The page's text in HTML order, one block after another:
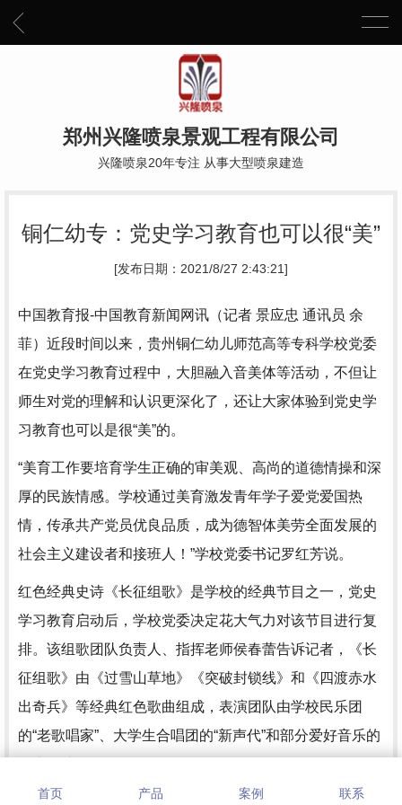
郑州兴隆喷泉景观工程有限公司
兴隆喷泉20年专注 从事大型喷泉建造
铜仁幼专：党史学习教育也可以很“美”
[发布日期：2021/8/27 2:43:21]
中国教育报-中国教育新闻网讯（记者 景应忠 通讯员 余
菲）近段时间以来，贵州铜仁幼儿师范高等专科学校党委
在党史学习教育过程中，大胆融入音美体等活动，不但让
师生对党的理解和认识更深化了，还让大家体验到党史学
习教育也可以是很“美”的。
“美育工作要培育学生正确的审美观、高尚的道德情操和深
厚的民族情感。学校通过美育激发青年学子爱党爱国热
情，传承共产党员优良品质，成为德智体美劳全面发展的
社会主义建设者和接班人！”学校党委书记罗红芳说。
红色经典史诗《长征组歌》是学校的经典节目之一，党史
学习教育启动后，学校党委决定花大气力对该节目进行复
排。该组歌团队负责人、指挥老师侯春蕾告诉记者，《长
征组歌》由《过雪山草地》《突破封锁线》和《四渡赤水
出奇兵》等经典红色歌曲组成，表演团队由学校民乐团
的“老歌唱家”、大学生合唱团的“新声代”和部分爱好音乐的
铜仁市万山区以前曾因盛产汞被誉为“中国汞都”。为拓展
首页 产品 案例 联系